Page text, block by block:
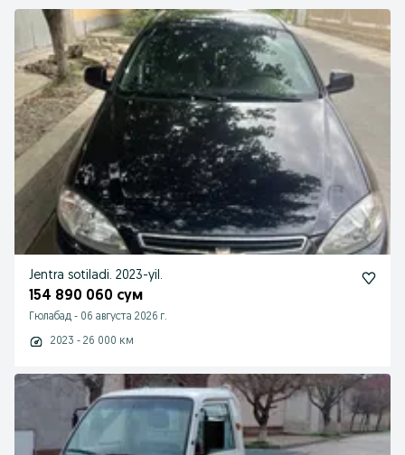
Jentra sotiladi. 2023-yil.
154 890 060 сум
Гюлабад - 06 августа 2026 г.
2023 - 26 000 км